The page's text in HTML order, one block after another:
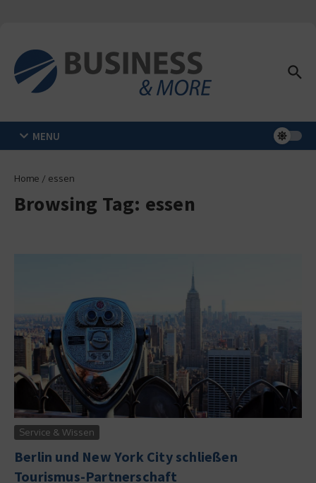
MENU
Home / essen
Browsing Tag: essen
Service & Wissen
Berlin und New York City schließen
Tourismus-Partnerschaft